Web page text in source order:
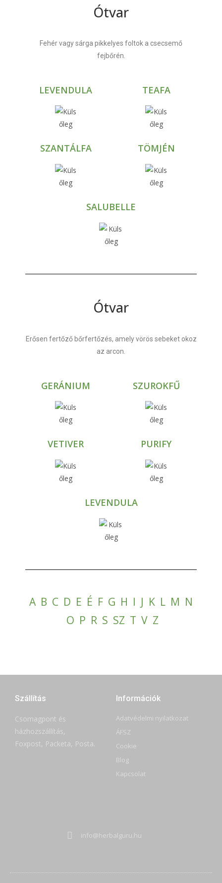
Ótvar
Fehér vagy sárga pikkelyes foltok a csecsemő
fejbőrén.
LEVENDULA TEAFA
SZANTÁLFA TÖMJÉN
SALUBELLE
Ótvar
Erősen fertőző bőrfertőzés, amely vörös sebeket okoz
az arcon.
GERÁNIUM SZUROKFŰ
VETIVER PURIFY
LEVENDULA
A B C D E É F G H I J K L M N
O P R S SZ T V Z
Szállítás
Csomagpont és
házhozszállítás,
Foxpost, Packeta, Posta.
Információk
Adatvédelmi nyilatkozat
ÁFSZ
Cookie
Blog
Kapcsolat
info@herbalguru.hu